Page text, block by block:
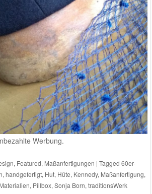
Werbung.
, Featured, Maßanfertigungen | Tagged 60er-
, handgefertigt, Hut, Hüte, Kennedy, Maßanfertigung,
, Pillbox, Sonja Born, traditionsWerk